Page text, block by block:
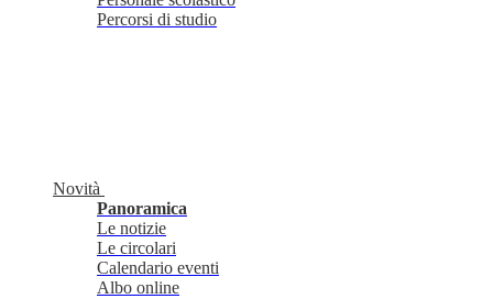
Percorsi di studio
Novità
Panoramica
Le notizie
Le circolari
Calendario eventi
Albo online